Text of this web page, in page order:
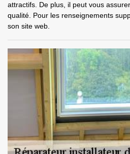
attractifs. De plus, il peut vous
qualité. Pour les renseignements
son site web.